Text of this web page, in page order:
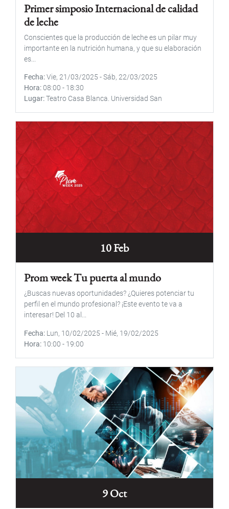
Primer simposio Internacional de calidad
de leche
Conscientes que la producción de leche es un pilar muy
importante en la nutrición humana, y que su elaboración
es...
Fecha Vie, 21/03/2025 -Sáb, 22/03/2025
Hora 08:00 - 18:30
Lugar Teatro Casa Blanca. Universidad San
10 Feb
Prom week Tu puerta al mundo
¿Buscas nuevas oportunidades? ¿Quieres potenciar tu
perfil en el mundo profesional? ¡Este evento te va a
interesar! Del 10 al...
Fecha Lun, 10/02/2025 - Mié, 19/02/2025
Hora 10:00 - 19:00
9 Oct